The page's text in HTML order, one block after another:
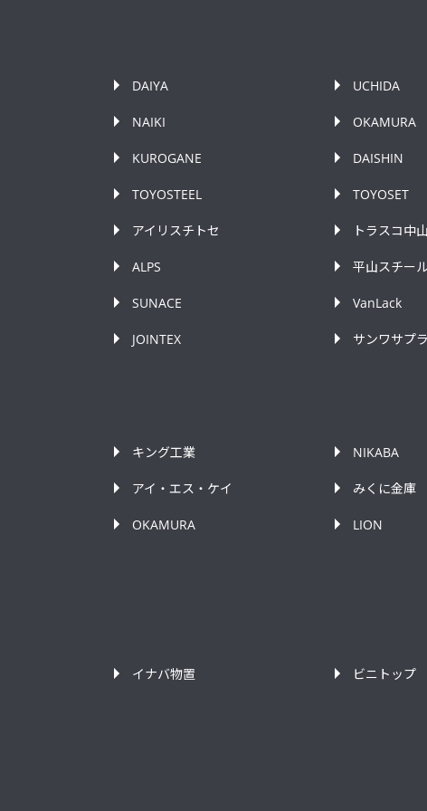
DAIYA UCHIDA
NAIKI OKAMURA
KUROGANE DAISHIN
TOYOSTEEL TOYOSET
アイリスチトセ トラスコ中山
ALPS 平山スチー
SUNACE VanLack
JOINTEX サンワサプ
キング工業 NIKABA
アイ・エス・ケイ みくに金庫
OKAMURA LION
イナバ物置 ビニトップ